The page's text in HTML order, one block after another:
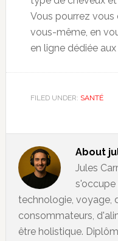
Vous pourrez
vous-même, en
en ligne dédiée
FILED UNDER: SANTÉ
About
Jules
s'occupe
technologie, voyage,
consommateurs,
être holistique.